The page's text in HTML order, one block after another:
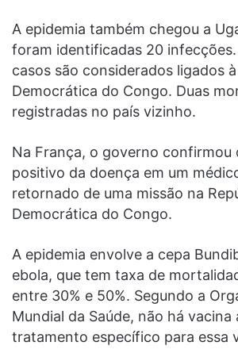
A epidemia também chegou a
foram identificadas 20 infecções.
casos são considerados ligados
Democrática do Congo. Duas
registradas no país vizinho.
Na França, o governo confirmou
positivo da doença em um
retornado de uma missão na
Democrática do Congo.
A epidemia envolve a cepa
ebola, que tem taxa de
entre 30% e 50%. Segundo a
Mundial da Saúde, não há
tratamento específico para essa